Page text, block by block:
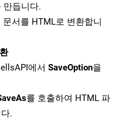
만듭니다.
서를 HTML로 변환합니
에서 SaveOption을
를 호출하여 HTML 파
.